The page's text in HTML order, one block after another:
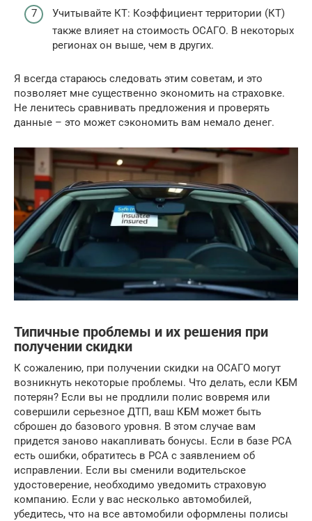
Учитывайте КТ: Коэффициент территории (КТ)
также влияет на стоимость ОСАГО. В некоторых
регионах он выше, чем в других.
Я всегда стараюсь следовать этим советам, и это
позволяет мне существенно экономить на страховке.
Не ленитесь сравнивать предложения и проверять
данные – это может сэкономить вам немало денег.
Типичные проблемы и их решения при
получении скидки
К сожалению, при получении скидки на ОСАГО могут
возникнуть некоторые проблемы. Что делать, если КБМ
потерян? Если вы не продлили полис вовремя или
совершили серьезное ДТП, ваш КБМ может быть
сброшен до базового уровня. В этом случае вам
придется заново накапливать бонусы. Если в базе РСА
есть ошибки, обратитесь в РСА с заявлением об
исправлении. Если вы сменили водительское
удостоверение, необходимо уведомить страховую
компанию. Если у вас несколько автомобилей,
убедитесь, что на все автомобили оформлены полисы